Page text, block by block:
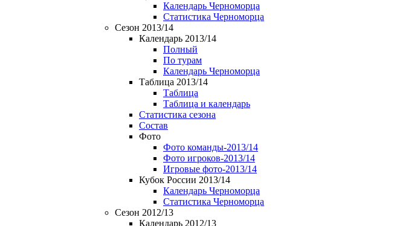
Календарь Черноморца
Статистика Черноморца
Сезон 2013/14
Календарь 2013/14
Полный
По турам
Календарь Черноморца
Таблица 2013/14
Таблица
Таблица и календарь
Статистика сезона
Состав
Фото
Фото команды-2013/14
Фото игроков-2013/14
Игровые фото-2013/14
Кубок России 2013/14
Календарь Черноморца
Статистика Черноморца
Сезон 2012/13
Календарь 2012/13